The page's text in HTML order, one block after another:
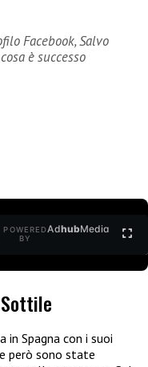
Facebook, Salvo
è successo
POWERED
BY
AdhubMedia
in Spagna con i suoi
però sono state